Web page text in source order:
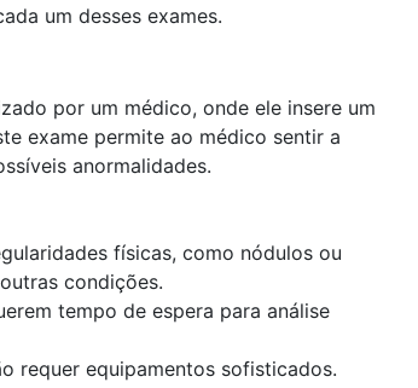
um desses exames.
por um médico, onde ele insere um
exame permite ao médico sentir a
anormalidades.
físicas, como nódulos ou
condições.
tempo de espera para análise
requer equipamentos sofisticados.